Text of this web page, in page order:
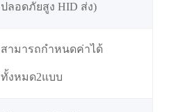
ปลอดภัยสูง HID ส่ง)
สามารถกำหนดค่าได้
ทั้งหมด2แบบ